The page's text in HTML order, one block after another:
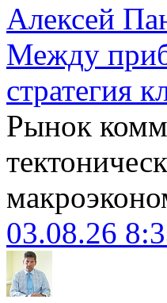
Алексей
Между
стратегия
Рынок
03.08.26